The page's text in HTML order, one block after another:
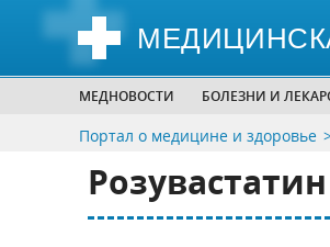
МЕДНОВОСТИ БОЛЕЗНИ И
Портал о медицине и здоровье